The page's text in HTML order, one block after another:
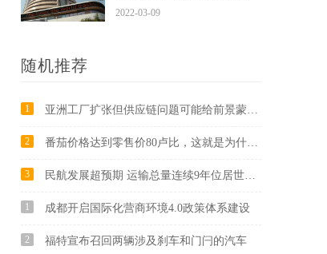
务化
2022-03-09
随机推荐
1 亚洲工厂扩张但供应链问题可能给前景蒙上阴影
2 番茄价格达到零售价80卢比，这就是为什么您的购物账单可能会升高
3 民航发展超预期 运输总量连续9年位居世界第二
1 成都开启国际化营商环境4.0政策体系建设
2 福特宣布召回两辆涉及刹车和门闩的汽车